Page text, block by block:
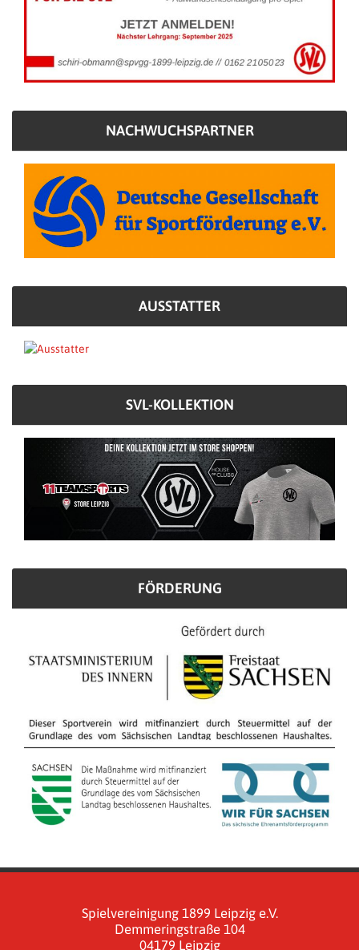
NACHWUCHSPARTNER
AUSSTATTER
SVL-KOLLEKTION
FÖRDERUNG
Spielvereinigung 1899 Leipzig e.V.
Demmeringstraße 104
04179 Leipzig